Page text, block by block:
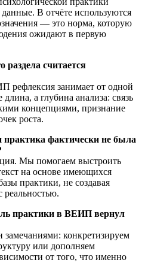
В отчёте используются
— это норма, которую
ожидают в первую
раздела считается
рефлексия занимает от одной
а глубина анализа: связь
концепциями, признание
роста.
практика фактически не была
Мы помогаем выстроить
на основе имеющихся
практики, не создавая
реальностью.
практики в ВЕИП вернул
конкретизируем
или дополняем
от того, что именно